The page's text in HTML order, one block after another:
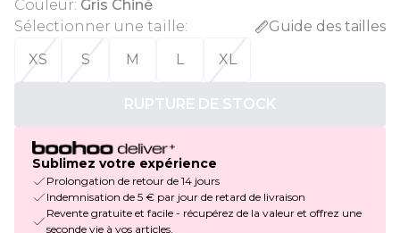
Couleur: Gris Chiné
Sélectionner une taille:
Guide des tailles
XS
S M L XL
RUPTURE DE STOCK
Sublimez votre expérience
Prolongation de retour de 14 jours
Indemnisation de 5 € par jour de retard de livraison
Revente gratuite et facile - récupérez de la valeur et offrez une
seconde vie à vos articles.